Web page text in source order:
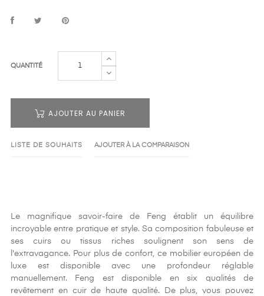
QUANTITÉ
AJOUTER AU PANIER
LISTE DE SOUHAITS AJOUTER À LA COMPARAISON
Le magnifique savoir-faire de Feng établit un équilibre
incroyable entre pratique et style. Sa composition fabuleuse et
ses cuirs ou tissus riches soulignent son sens de
l'extravagance. Pour plus de confort, ce mobilier européen de
luxe est disponible avec une profondeur réglable
manuellement. Feng est disponible en six qualités de
revêtement en cuir de haute qualité. De plus, vous pouvez